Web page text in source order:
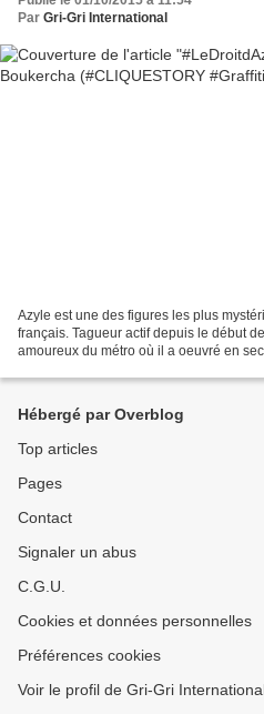
Par Gri-Gri International
Azyle est une des figures les plus
français. Tagueur actif depuis le début
amoureux du métro où il a oeuvré en
Hébergé par Overblog
Top articles
Pages
Contact
Signaler un abus
C.G.U.
Cookies et données personnelles
Préférences cookies
Voir le profil de Gri-Gri